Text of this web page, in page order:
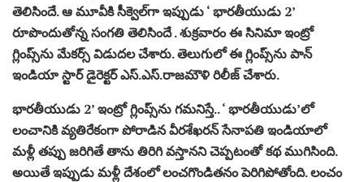
తెలిసిందే. ఆ మూవీకి సీక్వెల్‌గా ఇప్పుడు ‘ భార‌తీయుడు 2’
రూపొందుతోన్న సంగ‌తి తెలిసిందే . శుక్ర‌వారం ఈ సినిమా ఇంట్రో
గ్లింప్స్‌ను మేక‌ర్స్ విడుద‌ల చేశారు. తెలుగులో ఈ గ్లింప్స్‌ను పాన్
ఇండియా స్టార్ డైరెక్ట‌ర్ ఎస్‌.ఎస్‌.రాజ‌మౌళి రిలీజ్ చేశారు.
భార‌తీయుడు 2’ ఇంట్రో గ్లింప్స్‌ను గ‌మ‌నిస్తే.. ‘ భార‌తీయుడు’లో
లంచానికి వ్య‌తిరేకంగా పోరాడిన వీర‌శేఖ‌రన్ సేనాప‌తి ఇండియాలో
మ‌ళ్లీ త‌ప్పు జ‌రిగితే తాను తిరిగి వ‌స్తాన‌ని చెప్ప‌టంతో క‌థ ముగిసింది.
అయితే ఇప్పుడు మ‌ళ్లీ దేశంలో లంచ‌గొండిత‌నం పెరిగిపోతోంది. లంచం